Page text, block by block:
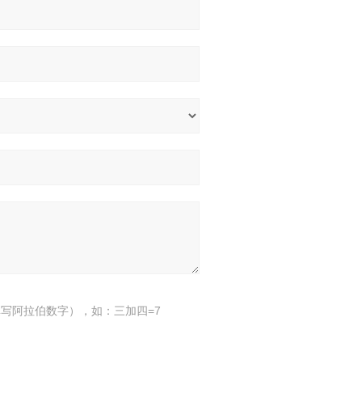
阿拉伯数字），如：三加四=7